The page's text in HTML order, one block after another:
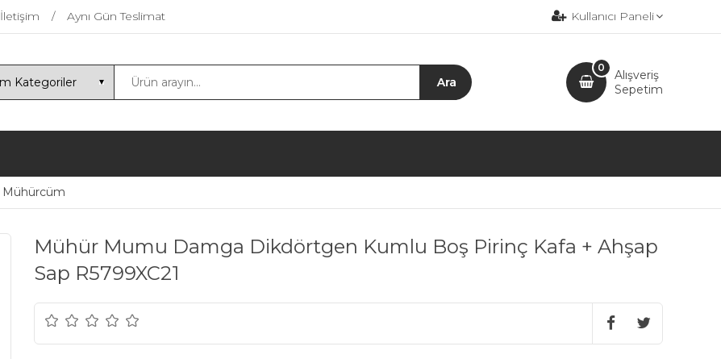
İletişim Aynı Gün Teslimat Kullanıcı Paneli
Alışveriş
Sepetim
0
Mühürcüm
Mühür Mumu Damga Dikdörtgen Kumlu Boş Pirinç Kafa + Ahşap
Sap R5799XC21